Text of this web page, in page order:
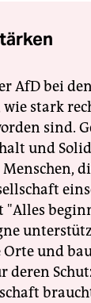
AfD bei
stark
sind.
und
"Alles
und
deren